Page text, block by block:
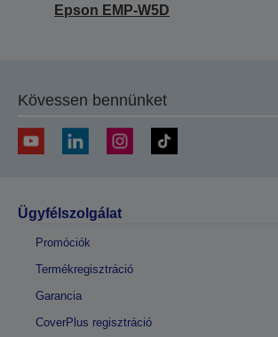
Epson EMP-W5D
Kövessen bennünket
Ügyfélszolgálat
Promóciók
Termékregisztráció
Garancia
CoverPlus regisztráció